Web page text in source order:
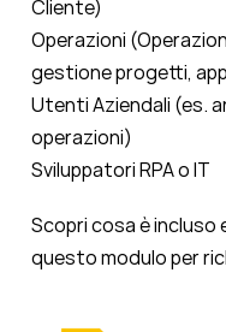
Cliente)
Operazioni
gestione progetti,
Utenti Aziendali (es.
operazioni)
Sviluppatori RPA o IT
Scopri cosa è incluso
questo modulo per